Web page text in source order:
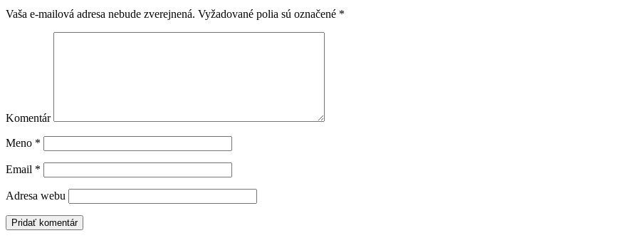
Vaša e-mailová adresa nebude zverejnená. Vyžadované polia sú označené *
Komentár
Meno *
Email *
Adresa webu